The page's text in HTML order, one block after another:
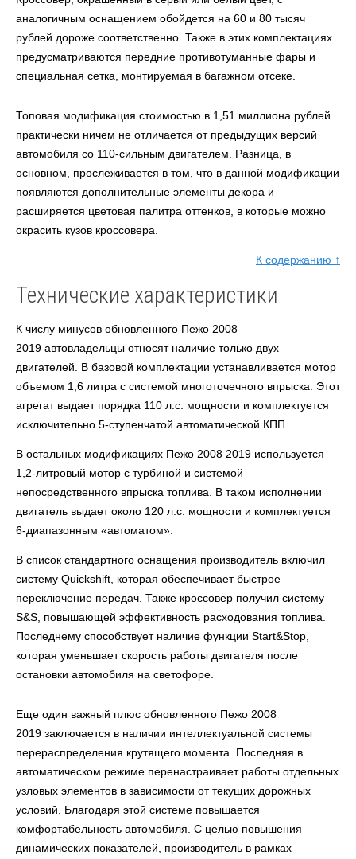
аналогичным оснащением обойдется на 60 и 80 тысяч
рублей дороже соответственно. Также в этих комплектациях
предусматриваются передние противотуманные фары и
специальная сетка, монтируемая в багажном отсеке.
Топовая модификация стоимостью в 1,51 миллиона рублей
практически ничем не отличается от предыдущих версий
автомобиля со 110-сильным двигателем. Разница, в
основном, прослеживается в том, что в данной модификации
появляются дополнительные элементы декора и
расширяется цветовая палитра оттенков, в которые можно
окрасить кузов кроссовера.
К содержанию ↑
Технические характеристики
К числу минусов обновленного Пежо 2008
2019 автовладельцы относят наличие только двух
двигателей. В базовой комплектации устанавливается мотор
объемом 1,6 литра с системой многоточечного впрыска. Этот
агрегат выдает порядка 110 л.с. мощности и комплектуется
исключительно 5-ступенчатой автоматической КПП.
В остальных модификациях Пежо 2008 2019 используется
1,2-литровый мотор с турбиной и системой
непосредственного впрыска топлива. В таком исполнении
двигатель выдает около 120 л.с. мощности и комплектуется
6-диапазонным «автоматом».
В список стандартного оснащения производитель включил
систему Quickshift, которая обеспечивает быстрое
переключение передач. Также кроссовер получил систему
S&S, повышающей эффективность расходования топлива.
Последнему способствует наличие функции Start&Stop,
которая уменьшает скорость работы двигателя после
остановки автомобиля на светофоре.
Еще один важный плюс обновленного Пежо 2008
2019 заключается в наличии интеллектуальной системы
перераспределения крутящего момента. Последняя в
автоматическом режиме перенастраивает работы отдельных
узловых элементов в зависимости от текущих дорожных
условий. Благодаря этой системе повышается
комфортабельность автомобиля. С целью повышения
динамических показателей, производитель в рамках